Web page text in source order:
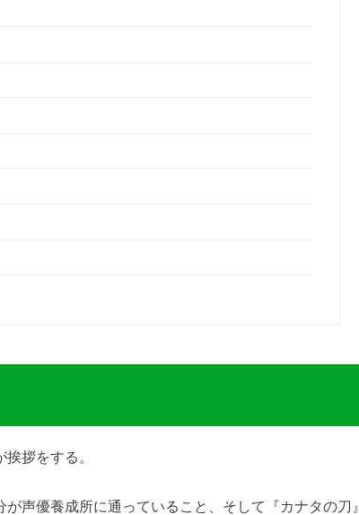
拶をする。
声優養成所に通っていること、そして『カナタの刀』